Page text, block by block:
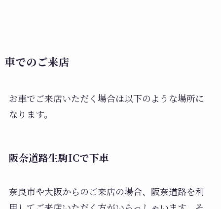
車でのご来店
お車でご来店いただく場合は以下のような場所に
なります。
阪奈道路生駒ICで下車
奈良市や大阪からのご来店の場合、阪奈道路を利